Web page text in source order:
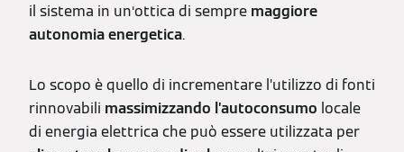
il sistema in un‘ottica di sempre maggiore
autonomia energetica.
Lo scopo è quello di incrementare l’utilizzo di fonti
rinnovabili massimizzando l’autoconsumo locale
di energia elettrica che può essere utilizzata per